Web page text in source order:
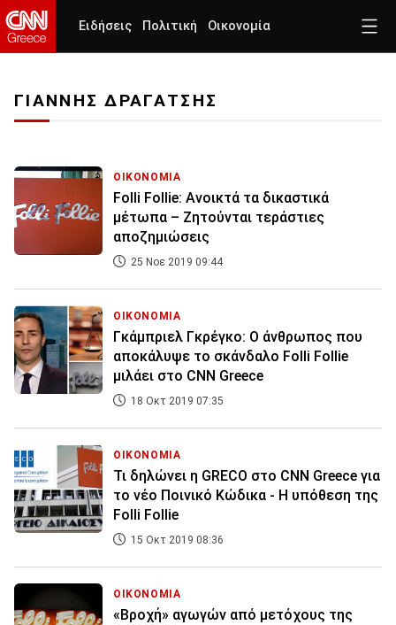
Ειδήσεις Πολιτική Οικονομία
ΓΙΑΝΝΗΣ ΔΡΑΓΑΤΣΗΣ
ΟΙΚΟΝΟΜΙΑ
Folli Follie: Ανοικτά τα δικαστικά
μέτωπα – Ζητούνται τεράστιες
αποζημιώσεις
25 Νοε 2019 09:44
ΟΙΚΟΝΟΜΙΑ
Γκάμπριελ Γκρέγκο: Ο άνθρωπος που
αποκάλυψε το σκάνδαλο Folli Follie
μιλάει στο CNN Greece
18 Οκτ 2019 07:35
ΟΙΚΟΝΟΜΙΑ
Τι δηλώνει η GRECO στο CNN Greece για
το νέο Ποινικό Κώδικα - Η υπόθεση της
Folli Follie
15 Οκτ 2019 08:36
ΟΙΚΟΝΟΜΙΑ
«Βροχή» αγωγών από μετόχους της